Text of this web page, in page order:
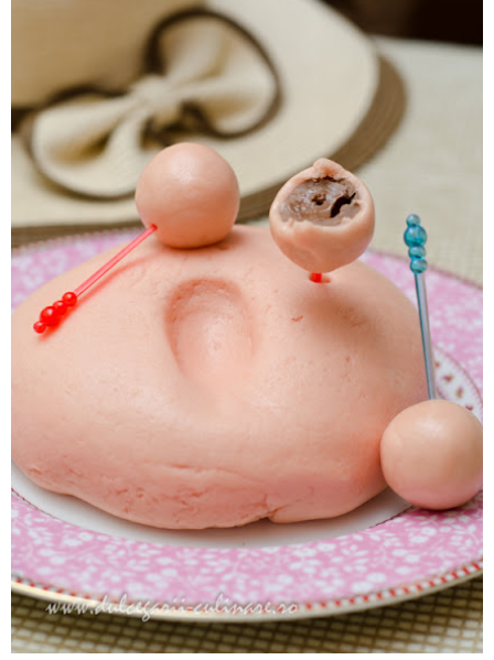
Daca nu l-ati colorat initial, il incalziti atunci cand doriti sa-l
de manusile chirurgicale cand va apucati de desenat (altfel
Asa ca punct de reper, mie mi-au iesit 1150 grame de
invelesc un tort si multe truffe delicioase cu ciocolata..
fondantul intr-un strat prea subtire, ca se evitati ruperea.
ramane pentru diverse alte floricele, trufe si stelute...